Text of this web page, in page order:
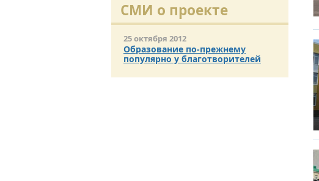
СМИ о проекте
25 октября 2012
Образование по-прежнему
популярно у благотворителей